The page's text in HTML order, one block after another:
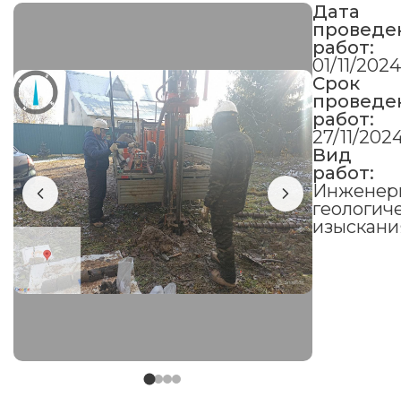
Дата
работ:
01/11/2024
Срок
работ:
27/11/
Вид
работ: